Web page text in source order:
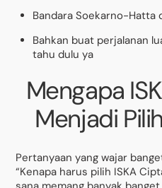
Bandara Soekarno-Hatta
Bahkan buat perjalanan
tahu dulu ya
Mengapa
Menjadi
Pertanyaan yang wajar
“Kenapa harus pilih ISKA